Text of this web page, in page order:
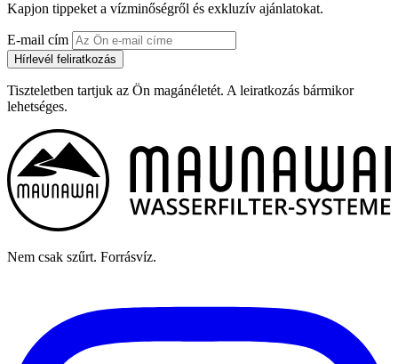
Kapjon tippeket a vízminőségről és exkluzív ajánlatokat.
E-mail cím
Hírlevél feliratkozás
Tiszteletben tartjuk az Ön magánéletét. A leiratkozás bármikor
lehetséges.
Nem csak szűrt. Forrásvíz.